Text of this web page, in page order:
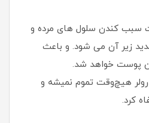
سبب کندن سلول های مرده و
زیر آن می شود. و باعث
پوست خواهد شد.
هیچ‌وقت تموم‌ نمیشه و
کرد.